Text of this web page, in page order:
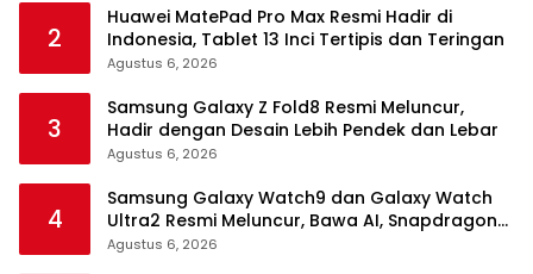
2
Huawei MatePad Pro Max Resmi Hadir di
Indonesia, Tablet 13 Inci Tertipis dan Teringan
Agustus 6, 2026
3
Samsung Galaxy Z Fold8 Resmi Meluncur,
Hadir dengan Desain Lebih Pendek dan Lebar
Agustus 6, 2026
4
Samsung Galaxy Watch9 dan Galaxy Watch
Ultra2 Resmi Meluncur, Bawa AI, Snapdragon
Wear Elite, dan Fitur Kesehatan Baru
Agustus 6, 2026